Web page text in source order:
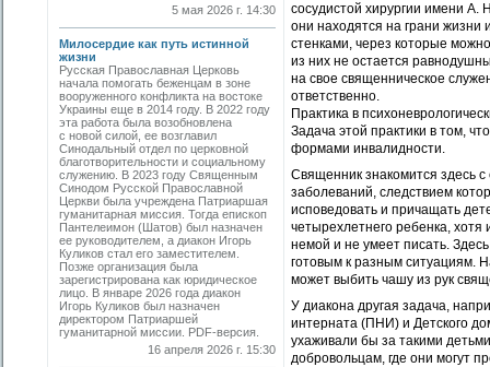
5 мая 2026 г. 14:30
Милосердие как путь истинной
жизни
Русская Православная Церковь
начала помогать беженцам в зоне
вооруженного конфликта на востоке
Украины еще в 2014 году. В 2022 году
эта работа была возобновлена
с новой силой, ее возглавил
Синодальный отдел по церковной
благотворительности и социальному
служению. В 2023 году Священным
Синодом Русской Православной
Церкви была учреждена Патриаршая
гуманитарная миссия. Тогда епископ
Пантелеимон (Шатов) был назначен
ее руководителем, а диакон Игорь
Куликов стал его заместителем.
Позже организация была
зарегистрирована как юридическое
лицо. В январе 2026 года диакон
Игорь Куликов был назначен
директором Патриаршей
гуманитарной миссии. PDF-версия.
16 апреля 2026 г. 15:30
сосудистой хирургии имени А.
они находятся на грани жизни
стенками, через которые
из них не остается
на свое священническое
ответственно.
Практика в
Задача этой практики в том,
формами инвалидности.
Священник знакомится здесь
заболеваний, следствием
исповедовать и причащать
четырехлетнего ребенка,
немой и не умеет писать.
готовым к разным ситуациям.
может выбить чашу из рук
У диакона другая задача,
интерната (ПНИ) и Детского
ухаживали бы за такими
добровольцам, где они могут